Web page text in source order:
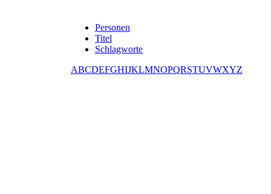
Personen
Titel
Schlagworte
ABCDEFGHIJKLMNOPQRSTUVWXYZ